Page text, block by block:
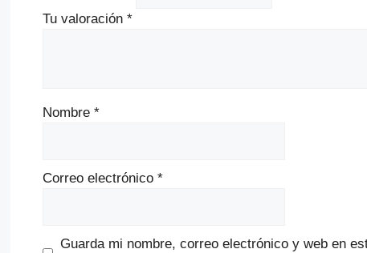
Tu valoración *
Nombre *
Correo electrónico *
Guarda mi nombre, correo electrónico y web en